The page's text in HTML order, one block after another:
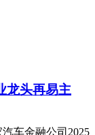
龙头再易主
车金融公司2025